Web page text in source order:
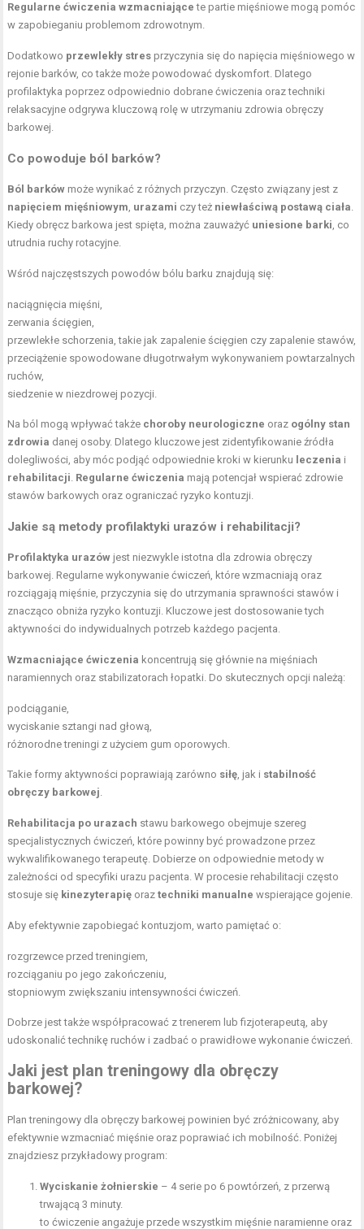
Regularne ćwiczenia wzmacniające te partie mięśniowe mogą pomóc
w zapobieganiu problemom zdrowotnym.
Dodatkowo przewlekły stres przyczynia się do napięcia mięśniowego w
rejonie barków, co także może powodować dyskomfort. Dlatego
profilaktyka poprzez odpowiednio dobrane ćwiczenia oraz techniki
relaksacyjne odgrywa kluczową rolę w utrzymaniu zdrowia obręczy
barkowej.
Co powoduje ból barków?
Ból barków może wynikać z różnych przyczyn. Często związany jest z
napięciem mięśniowym, urazami czy też niewłaściwą postawą ciała.
Kiedy obręcz barkowa jest spięta, można zauważyć uniesione barki, co
utrudnia ruchy rotacyjne.
Wśród najczęstszych powodów bólu barku znajdują się:
naciągnięcia mięśni,
zerwania ścięgien,
przewlekłe schorzenia, takie jak zapalenie ścięgien czy zapalenie stawów,
przeciążenie spowodowane długotrwałym wykonywaniem powtarzalnych
ruchów,
siedzenie w niezdrowej pozycji.
Na ból mogą wpływać także choroby neurologiczne oraz ogólny stan
zdrowia danej osoby. Dlatego kluczowe jest zidentyfikowanie źródła
dolegliwości, aby móc podjąć odpowiednie kroki w kierunku leczenia i
rehabilitacji. Regularne ćwiczenia mają potencjał wspierać zdrowie
stawów barkowych oraz ograniczać ryzyko kontuzji.
Jakie są metody profilaktyki urazów i rehabilitacji?
Profilaktyka urazów jest niezwykle istotna dla zdrowia obręczy
barkowej. Regularne wykonywanie ćwiczeń, które wzmacniają oraz
rozciągają mięśnie, przyczynia się do utrzymania sprawności stawów i
znacząco obniża ryzyko kontuzji. Kluczowe jest dostosowanie tych
aktywności do indywidualnych potrzeb każdego pacjenta.
Wzmacniające ćwiczenia koncentrują się głównie na mięśniach
naramiennych oraz stabilizatorach łopatki. Do skutecznych opcji należą:
podciąganie,
wyciskanie sztangi nad głową,
różnorodne treningi z użyciem gum oporowych.
Takie formy aktywności poprawiają zarówno siłę, jak i stabilność
obręczy barkowej.
Rehabilitacja po urazach stawu barkowego obejmuje szereg
specjalistycznych ćwiczeń, które powinny być prowadzone przez
wykwalifikowanego terapeutę. Dobierze on odpowiednie metody w
zależności od specyfiki urazu pacjenta. W procesie rehabilitacji często
stosuje się kinezyterapię oraztechniki manualne wspierające gojenie.
Aby efektywnie zapobiegać kontuzjom, warto pamiętać o:
rozgrzewce przed treningiem,
rozciąganiu po jego zakończeniu,
stopniowym zwiększaniu intensywności ćwiczeń.
Dobrze jest także współpracować z trenerem lub fizjoterapeutą, aby
udoskonalić technikę ruchów i zadbać o prawidłowe wykonanie ćwiczeń.
Jaki jest plan treningowy dla obręczy
barkowej?
Plan treningowy dla obręczy barkowej powinien być zróżnicowany, aby
efektywnie wzmacniać mięśnie oraz poprawiać ich mobilność. Poniżej
znajdziesz przykładowy program:
Wyciskanie żołnierskie – 4 serie po 6 powtórzeń, z przerwą
trwającą 3 minuty.
to ćwiczenie angażuje przede wszystkim mięśnie naramienne oraz